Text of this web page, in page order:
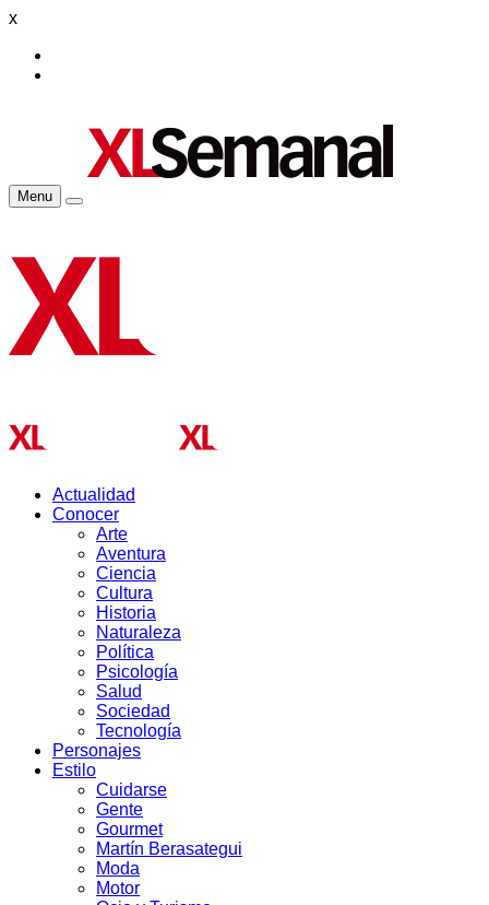
x
Menu
Actualidad
Conocer
Arte
Aventura
Ciencia
Cultura
Historia
Naturaleza
Política
Psicología
Salud
Sociedad
Tecnología
Personajes
Estilo
Cuidarse
Gente
Gourmet
Martín Berasategui
Moda
Motor